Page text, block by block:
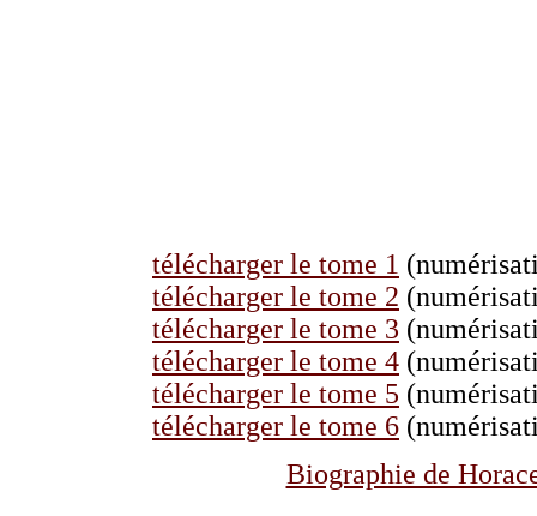
télécharger le tome 1
télécharger le tome 2
télécharger le tome 3
télécharger le tome 4
télécharger le tome 5
télécharger le tome 6
Biographie de